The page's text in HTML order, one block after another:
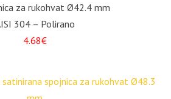
za rukohvat Ø42.4 mm
304 – Polirano
4.68€